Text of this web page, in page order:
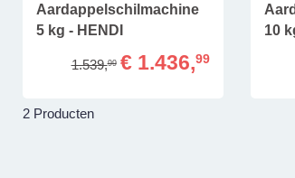
Aardappelschilmachine
5 kg - HENDI
1.539,99 € 1.436,99
10
2 Producten